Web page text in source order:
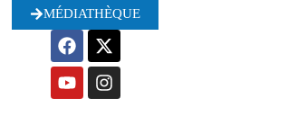
MÉDIATHÈQUE